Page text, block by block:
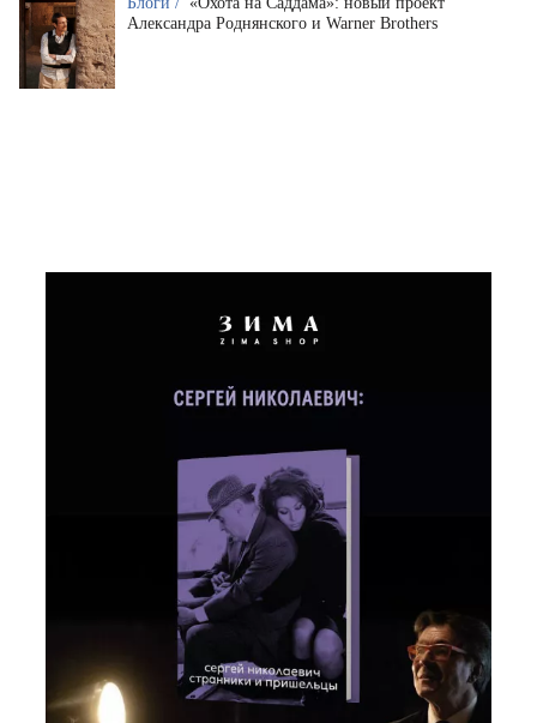
Александра Роднянского и Warner Brothers